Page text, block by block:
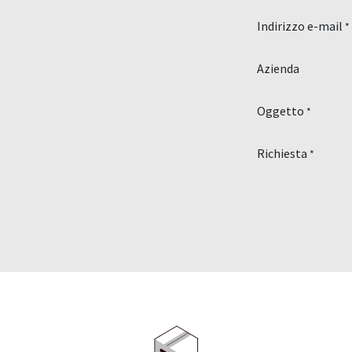
Indirizzo e-mail *
Azienda
Oggetto *
Richiesta *